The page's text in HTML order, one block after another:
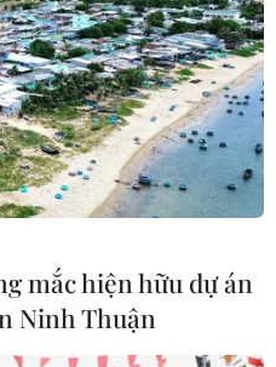
mắc hiện hữu dự án
Ninh Thuận